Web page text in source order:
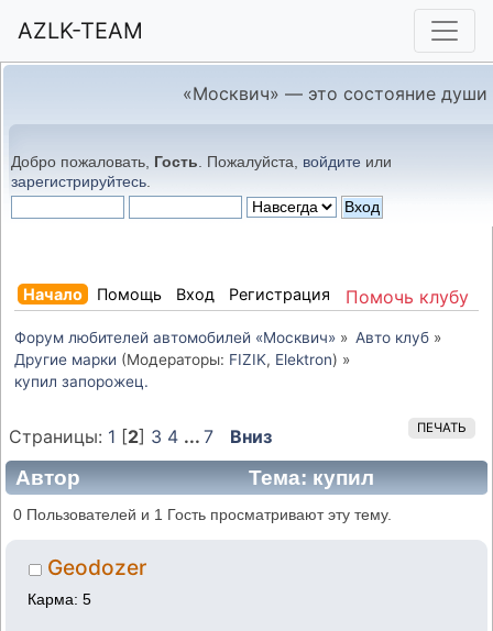
AZLK-TEAM
«Москвич» — это состояние души
Добро пожаловать, Гость . Пожалуйста, войдите или
зарегистрируйтесь
Помочь клубу
Начало Помощь Вход Регистрация
Форум любителей автомобилей «Москвич» » Авто клуб»
Другие марки (Модераторы: FIZIK, Elektron) »
купил запорожец.
ПЕЧАТЬ
Страницы: 1 [2] 3 4 ... 7 Вниз
Автор
Тема: купил
запорожец. (Прочитано 51007 раз)
0 Пользователей и 1 Гость просматривают эту тему.
Geodozer
Карма: 5